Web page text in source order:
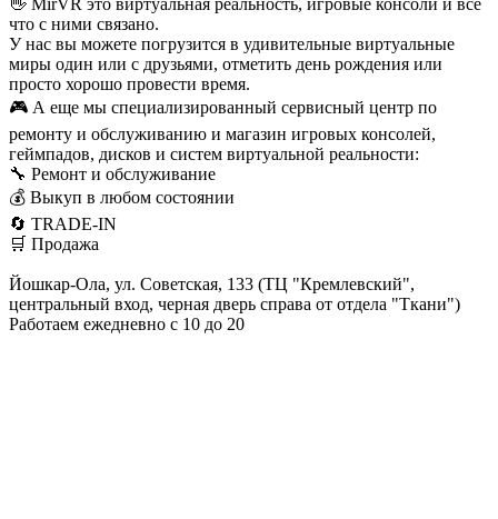
что с ними связано.
У нас вы можете погрузится в удивительные виртуальные
миры один или с друзьями, отметить день рождения или
просто хорошо провести время.
🎮 А еще мы специализированный сервисный центр по
ремонту и обслуживанию и магазин игровых консолей,
геймпадов, дисков и систем виртуальной реальности:
🔧 Ремонт и обслуживание
💰 Выкуп в любом состоянии
🔄 TRADE-IN
🛒 Продажа
Йошкар-Ола, ул. Советская, 133 (ТЦ "Кремлевский",
центральный вход, черная дверь справа от отдела "Ткани")
Работаем ежедневно с 10 до 20